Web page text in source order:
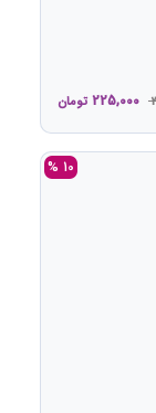
225,000 تومان
10 %